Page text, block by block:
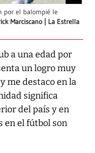
por el balompié le
Marciscano | La Estrella
a una edad por
un logro muy
me destaco en la
significa
del país y en
en el fútbol son